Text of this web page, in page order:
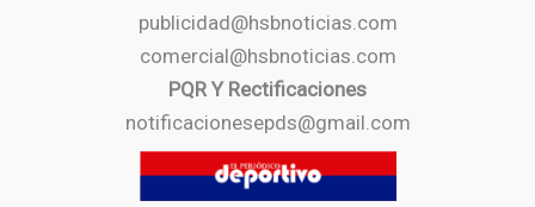
publicidad@hsbnoticias.com
comercial@hsbnoticias.com
PQR Y Rectificaciones
notificacionesepds@gmail.com